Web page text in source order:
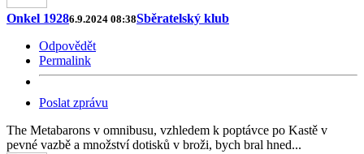
Onkel 19286.9.2024 08:38Sběratelský klub
Odpovědět
Permalink
Poslat zprávu
The Metabarons v omnibusu, vzhledem k poptávce po Kastě v
pevné vazbě a množství dotisků v broži, bych bral hned...